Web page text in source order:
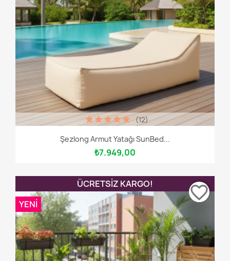
Şezlong Armut Yatağı SunBed...
₺7.949,00
(12)
ÜCRETSIZ KARGO!
YENI
favorite_border